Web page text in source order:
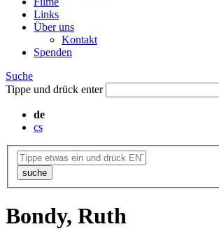
Links
Über uns
Kontakt
Spenden
Suche
Tippe und drück enter
de
cs
suche
Bondy, Ruth